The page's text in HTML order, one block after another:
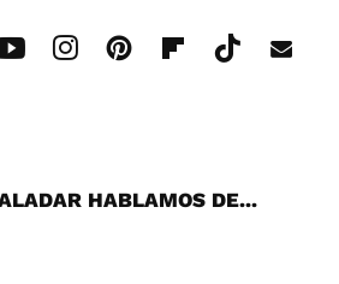
HABLAMOS DE...